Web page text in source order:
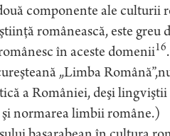
componente ale culturii
românească, este greu
în aceste domenii16
„Limba
a României, deşi
normarea limbii române.)